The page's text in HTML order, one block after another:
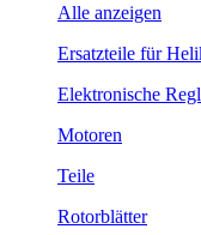
Alle anzeigen
Ersatzteile für
Elektronische
Motoren
Teile
Rotorblätter